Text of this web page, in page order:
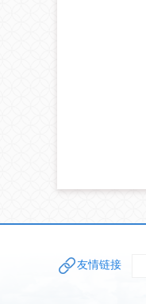
友情链接